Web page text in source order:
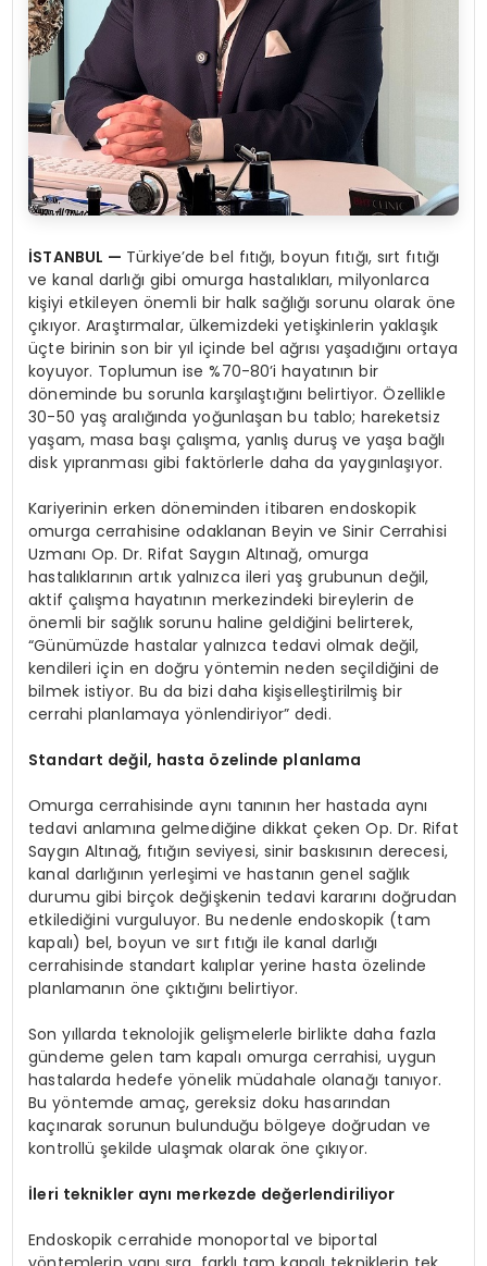
İSTANBUL — Türkiye’de bel fıtığı, boyun fıtığı, sırt fıtığı
ve kanal darlığı gibi omurga hastalıkları, milyonlarca
kişiyi etkileyen önemli bir halk sağlığı sorunu olarak öne
çıkıyor. Araştırmalar, ülkemizdeki yetişkinlerin yaklaşık
üçte birinin son bir yıl içinde bel ağrısı yaşadığını ortaya
koyuyor. Toplumun ise %70-80’i hayatının bir
döneminde bu sorunla karşılaştığını belirtiyor. Özellikle
30-50 yaş aralığında yoğunlaşan bu tablo; hareketsiz
yaşam, masa başı çalışma, yanlış duruş ve yaşa bağlı
disk yıpranması gibi faktörlerle daha da yaygınlaşıyor.
Kariyerinin erken döneminden itibaren endoskopik
omurga cerrahisine odaklanan Beyin ve Sinir Cerrahisi
Uzmanı Op. Dr. Rifat Saygın Altınağ, omurga
hastalıklarının artık yalnızca ileri yaş grubunun değil,
aktif çalışma hayatının merkezindeki bireylerin de
önemli bir sağlık sorunu haline geldiğini belirterek,
“Günümüzde hastalar yalnızca tedavi olmak değil,
kendileri için en doğru yöntemin neden seçildiğini de
bilmek istiyor. Bu da bizi daha kişiselleştirilmiş bir
cerrahi planlamaya yönlendiriyor” dedi.
Standart değil, hasta özelinde planlama
Omurga cerrahisinde aynı tanının her hastada aynı
tedavi anlamına gelmediğine dikkat çeken Op. Dr. Rifat
Saygın Altınağ, fıtığın seviyesi, sinir baskısının derecesi,
kanal darlığının yerleşimi ve hastanın genel sağlık
durumu gibi birçok değişkenin tedavi kararını doğrudan
etkilediğini vurguluyor. Bu nedenle endoskopik (tam
kapalı) bel, boyun ve sırt fıtığı ile kanal darlığı
cerrahisinde standart kalıplar yerine hasta özelinde
planlamanın öne çıktığını belirtiyor.
Son yıllarda teknolojik gelişmelerle birlikte daha fazla
gündeme gelen tam kapalı omurga cerrahisi, uygun
hastalarda hedefe yönelik müdahale olanağı tanıyor.
Bu yöntemde amaç, gereksiz doku hasarından
kaçınarak sorunun bulunduğu bölgeye doğrudan ve
kontrollü şekilde ulaşmak olarak öne çıkıyor.
İleri teknikler aynı merkezde değerlendiriliyor
Endoskopik cerrahide monoportal ve biportal